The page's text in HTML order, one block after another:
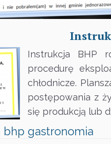
Instrukcja BHP
procedurę
chłodnicze.
postępowania z
się produkcją lub
bhp gastronomia